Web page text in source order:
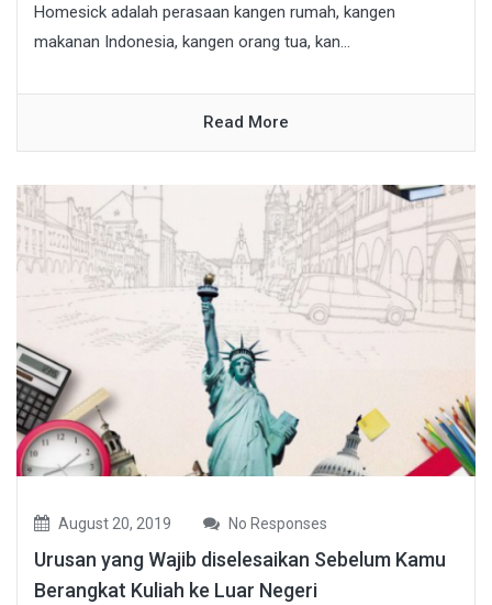
Homesick adalah perasaan kangen rumah, kangen
makanan Indonesia, kangen orang tua, kan...
Read More
August 20, 2019 No Responses
Urusan yang Wajib diselesaikan Sebelum Kamu
Berangkat Kuliah ke Luar Negeri